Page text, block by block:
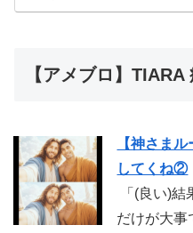
【アメブロ】
【神さま
してくね②
「(良い)結
だけが大事